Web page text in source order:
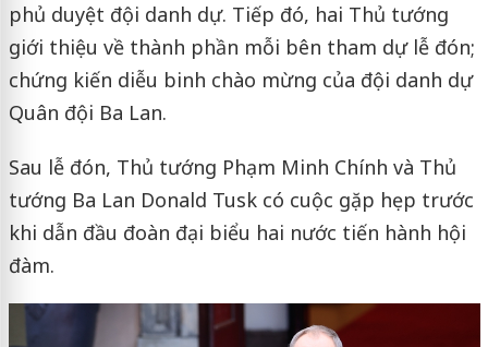
phủ duyệt đội danh dự. Tiếp đó, hai Thủ tướng
giới thiệu về thành phần mỗi bên tham dự lễ đón;
chứng kiến diễu binh chào mừng của đội danh dự
Quân đội Ba Lan.
Sau lễ đón, Thủ tướng Phạm Minh Chính và Thủ
tướng Ba Lan Donald Tusk có cuộc gặp hẹp trước
khi dẫn đầu đoàn đại biểu hai nước tiến hành hội
đàm.